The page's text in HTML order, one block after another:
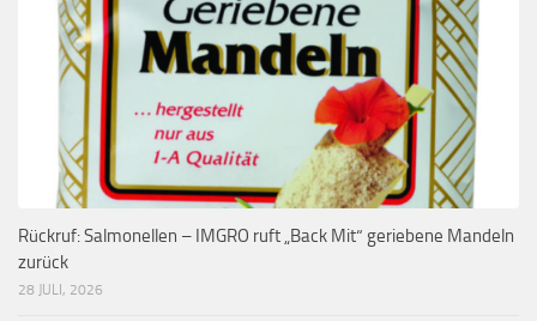
Rückruf: Salmonellen – IMGRO ruft „Back Mit“ geriebene Mandeln
zurück
28 JULI, 2026